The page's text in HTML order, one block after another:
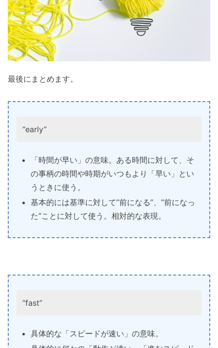
最後にまとめます。
“early”
「時間が早い」の意味。 ある時間に対して、そ
の事柄の時間や時期がいつもより「早い」とい
うときに使う 。
基本的には基準に対して”前になる”、”前になっ
た”ことに対して使う。相対的な表現。
“fast”
具体的な「スピードが速い」の意味。